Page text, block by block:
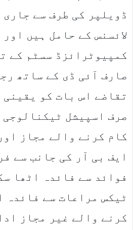
ڈویلپر کی طرف سے
لائسنس کے حامل ہیں اور
کمپیوٹرائزڈ سسٹم کے
صارف آئی ڈی کے ساتھ
تقاضے اس بات کو یقینی
صرف اسپیشل ٹیکنالوجی
کام کرنے والے مجاز
ایف بی آر کی جانب سے
فوائد سے فائدہ اٹھا
ٹیکس مراعات سے فائدہ
کرنے والے غیر مجاز